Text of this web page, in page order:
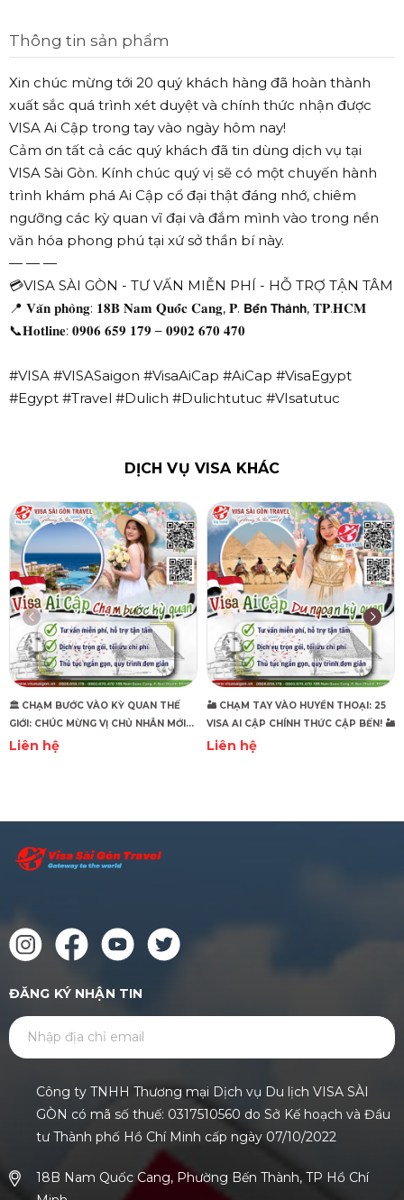
Thông tin sản phẩm
Xin chúc mừng tới 20 quý khách hàng đã hoàn thành
xuất sắc quá trình xét duyệt và chính thức nhận được
VISA Ai Cập trong tay vào ngày hôm nay!
Cảm ơn tất cả các quý khách đã tin dùng dịch vụ tại
VISA Sài Gòn. Kính chúc quý vị sẽ có một chuyến hành
trình khám phá Ai Cập cổ đại thật đáng nhớ, chiêm
ngưỡng các kỳ quan vĩ đại và đắm mình vào trong nền
văn hóa phong phú tại xứ sở thần bí này.
— — —
💳VISA SÀI GÒN - TƯ VẤN MIỄN PHÍ - HỖ TRỢ TẬN TÂM
📍 𝐕𝐚̆𝐧 𝐩𝐡𝐨̀𝐧𝐠: 𝟏𝟖𝐁 𝐍𝐚𝐦 𝐐𝐮𝐨̂́𝐜 𝐂𝐚𝐧𝐠, 𝐏. 𝗕𝗲̂́𝗻 𝗧𝗵𝗮̀𝗻𝗵, 𝐓𝐏.𝐇𝐂𝐌
📞𝐇𝐨𝐭𝐥𝐢𝐧𝐞: 𝟎𝟗𝟎𝟔 𝟔𝟓𝟗 𝟏𝟕𝟗 – 𝟎𝟗𝟎𝟐 𝟔𝟕𝟎 𝟒𝟕𝟎
#VISA #VISASaigon #VisaAiCap #AiCap #VisaEgypt
#Egypt #Travel #Dulich #Dulichtutuc #VIsatutuc
DỊCH VỤ VISA KHÁC
🏛️ CHẠM BƯỚC VÀO KỲ QUAN THẾ
GIỚI: CHÚC MỪNG VỊ CHỦ NHÂN MỚI
CỦA VISA AI CẬP! 🏛️
Liên hệ
🏜️ CHẠM TAY VÀO HUYỀN THOẠI: 25
VISA AI CẬP CHÍNH THỨC CẬP BẾN! 🏜️
Liên hệ
ĐĂNG KÝ NHẬN TIN
Công ty TNHH Thương mại Dịch vụ Du lịch VISA SÀI
GÒN có mã số thuế: 0317510560 do Sở Kế hoạch và Đầu
tư Thành phố Hồ Chí Minh cấp ngày 07/10/2022
18B Nam Quốc Cang, Phường Bến Thành, TP Hồ Chí